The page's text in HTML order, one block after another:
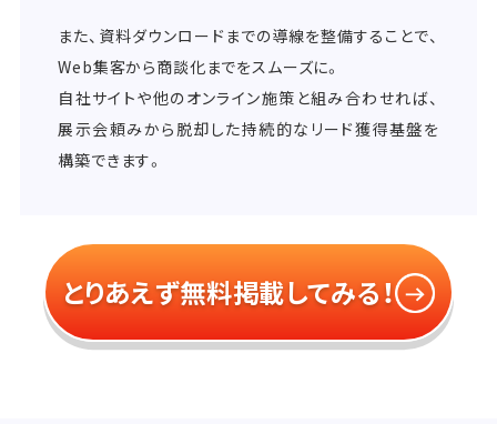
また、資料ダウンロードまでの導線を整備することで、
Web集客から商談化までをスムーズに。
自社サイトや他のオンライン施策と組み合わせれば、
展示会頼みから脱却した持続的なリード獲得基盤を
構築できます。
とりあえず無料掲載してみる！